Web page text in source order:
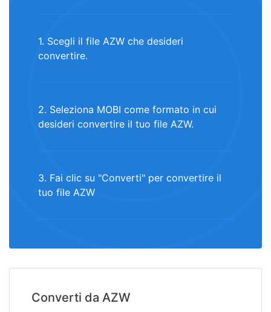
1. Scegli il file AZW che desideri
convertire.
2. Seleziona MOBI come formato in cui
desideri convertire il tuo file AZW.
3. Fai clic su "Converti" per convertire il
tuo file AZW
Converti da AZW